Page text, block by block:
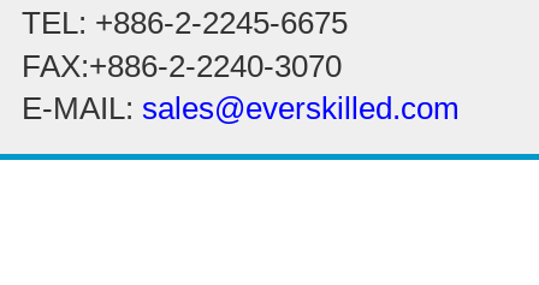
TEL: +886-2-2245-6675
FAX:+886-2-2240-3070
E-MAIL: sales@everskilled.com